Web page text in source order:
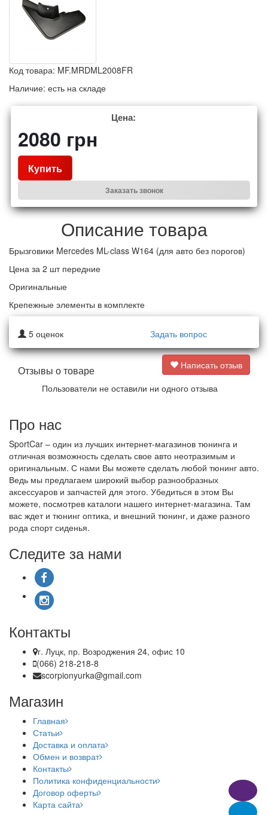
Код товара: MF.MRDML2008FR
Наличие: есть на складе
Цена:
2080 грн
Купить
Заказать звонок
Описание товара
Брызговики Mercedes ML-class W164 (для авто без порогов)
Цена за 2 шт передние
Оригинальные
Крепежные элементы в комплекте
5 оценок Задать вопрос
Отзывы о товаре
Написать отзыв
Пользователи не оставили ни одного отзыва
Про нас
SportCar – один из лучших интернет-магазинов тюнинга и
отличная возможность сделать свое авто неотразимым и
оригинальным. С нами Вы можете сделать любой тюнинг авто.
Ведь мы предлагаем широкий выбор разнообразных
аксессуаров и запчастей для этого. Убедиться в этом Вы
можете, посмотрев каталоги нашего интернет-магазина. Там
вас ждет и тюнинг оптика, и внешний тюнинг, и даже разного
рода спорт сиденья.
Следите за нами
Контакты
г. Луцк, пр. Возроджения 24, офис 10
(066) 218-218-8
scorpionyurka@gmail.com
Магазин
Главная
Статьи
Доставка и оплата
Обмен и возврат
Контакты
Политика конфиденциальности
Договор оферты
Карта сайта